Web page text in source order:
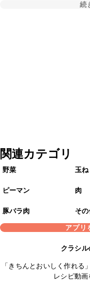
続
関連カテゴリ
野菜 玉
ピーマン 肉
豚バラ肉
そ
アプリ
クラシ
「きちんとおいしく作れ
レシピ動画